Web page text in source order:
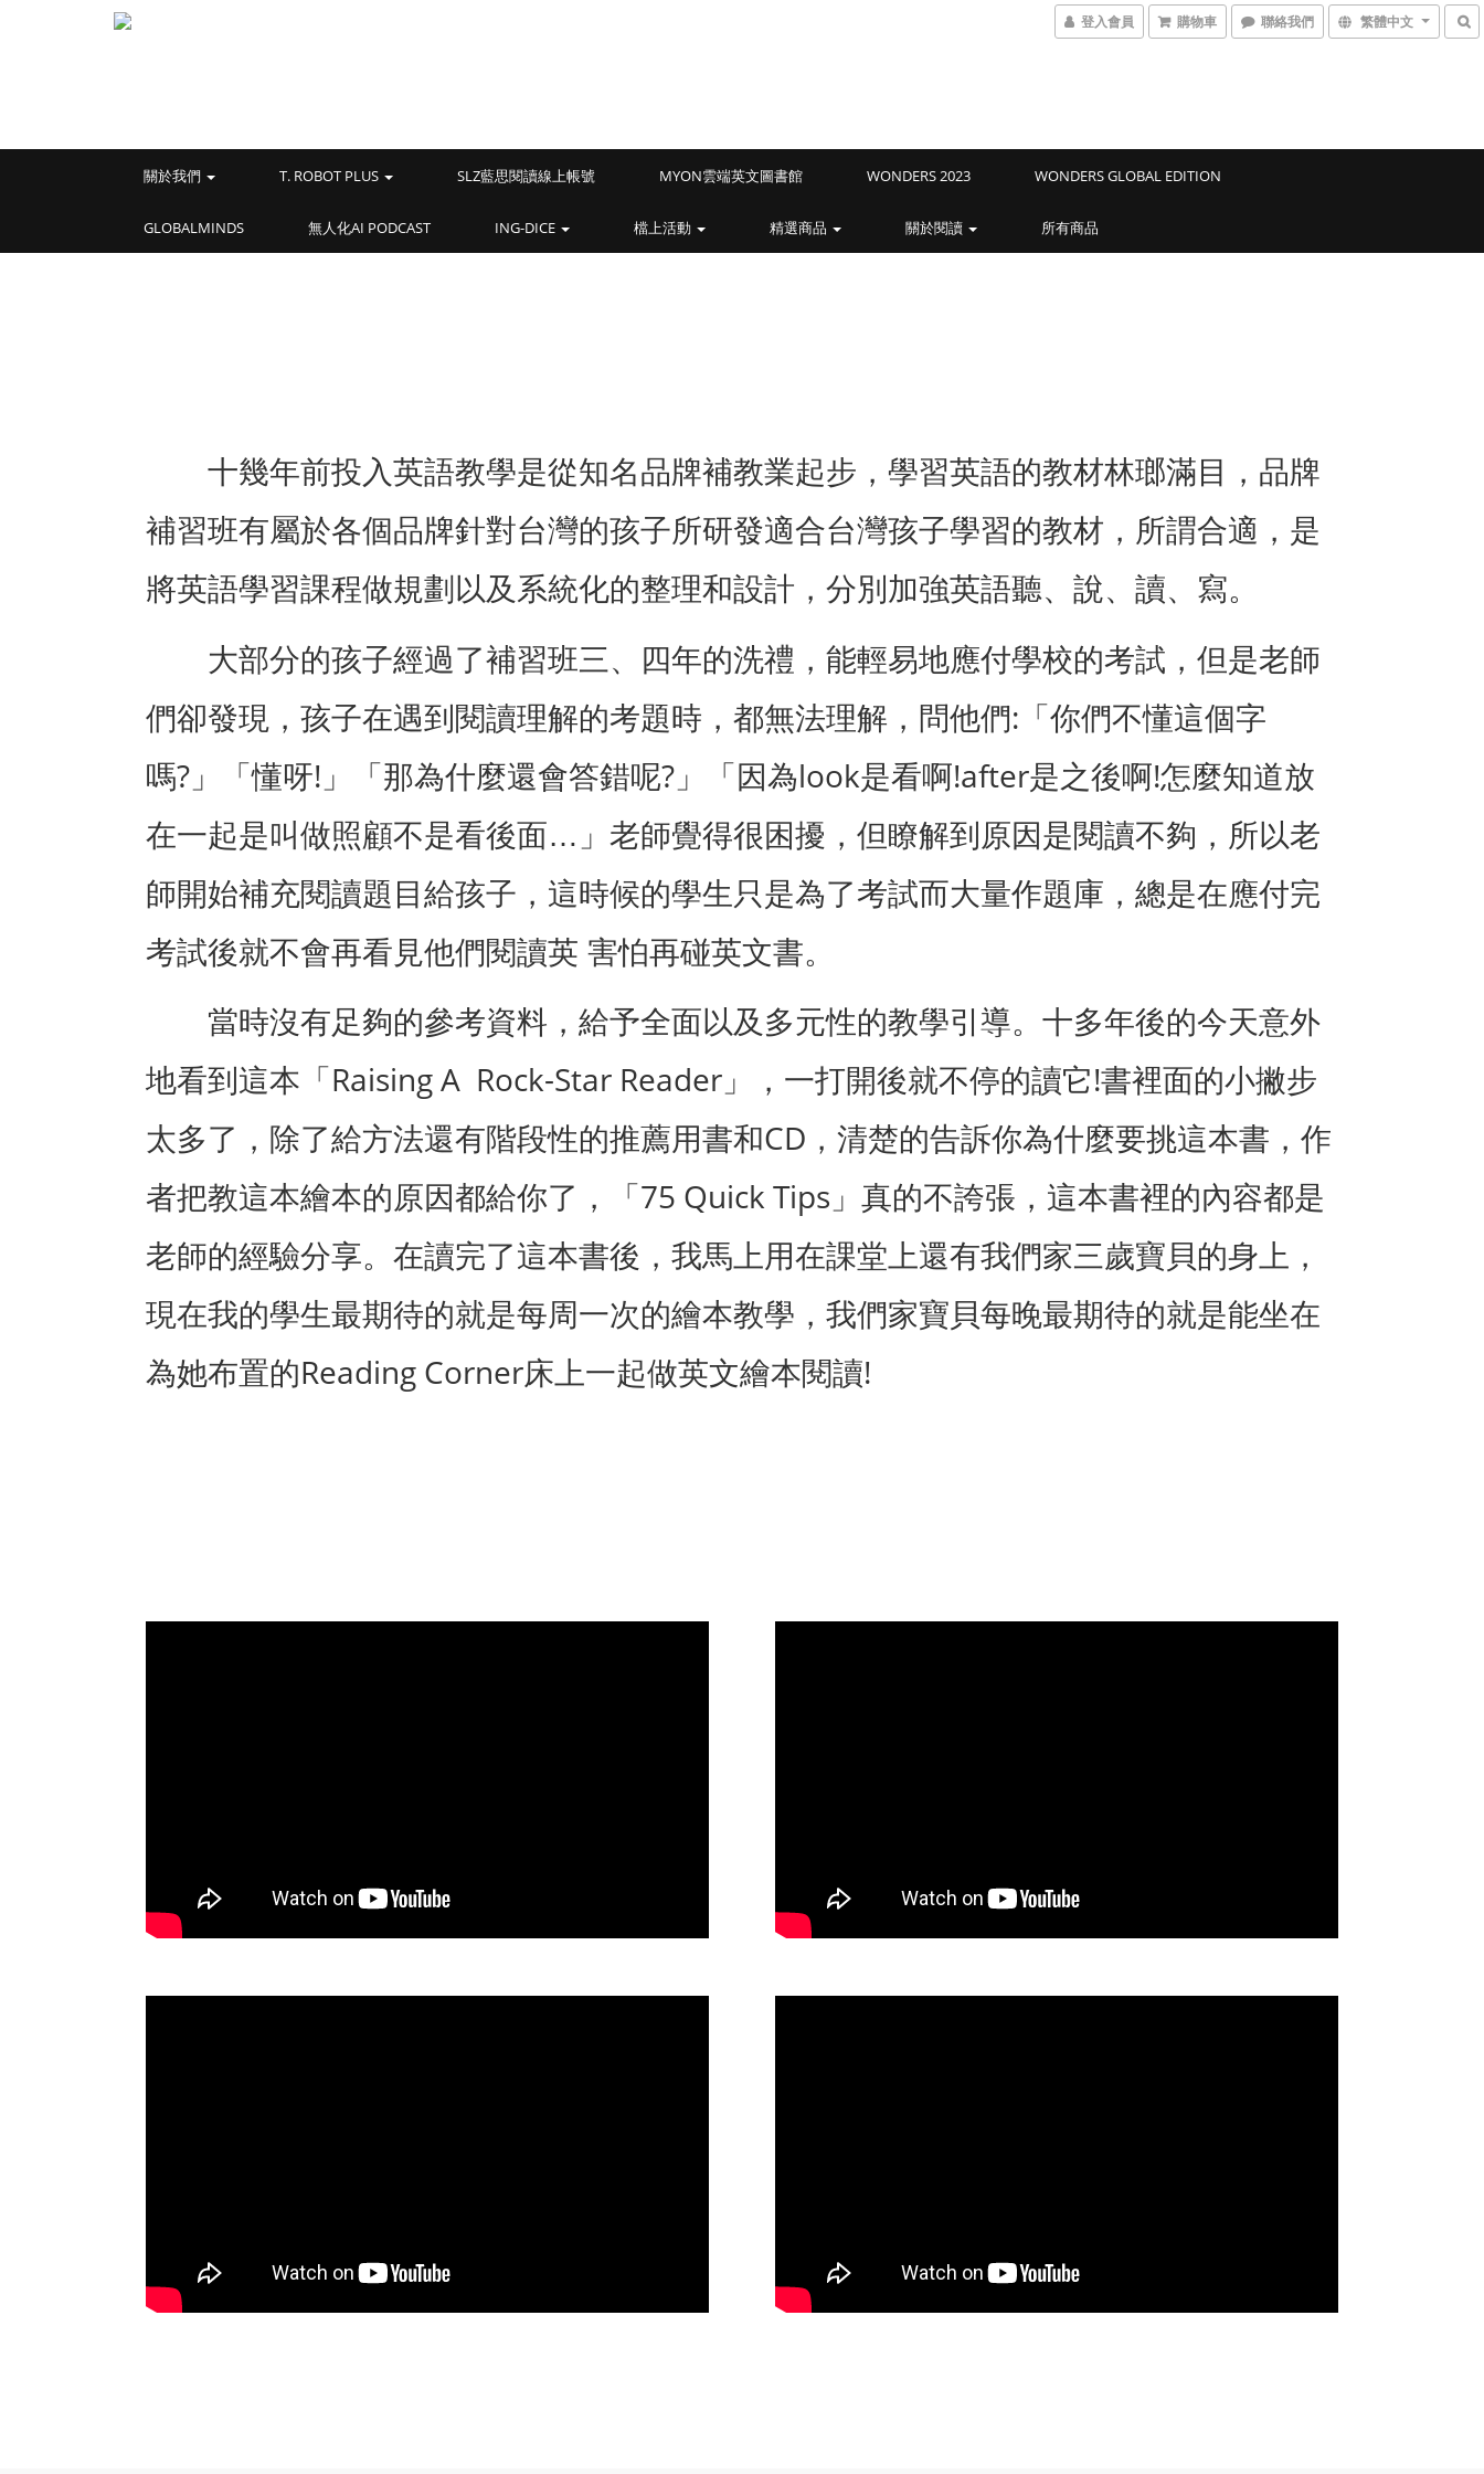
登入會員 購物車 聯絡我們 繁體中文
關於我們 T. ROBOT PLUS SLZ藍思閱讀線上帳號 MYON雲端英文圖書館 WONDERS 2023 WONDERS GLOBAL EDITION
GLOBALMINDS 無人化AI PODCAST ING-DICE 檔上活動 精選商品 關於閱讀 所有商品
十幾年前投入英語教學是從知名品牌補教業起步，學習英語的教材林瑯滿目，品牌
補習班有屬於各個品牌針對台灣的孩子所研發適合台灣孩子學習的教材，所謂合適，是
將英語學習課程做規劃以及系統化的整理和設計，分別加強英語聽、說、讀、寫。
大部分的孩子經過了補習班三、四年的洗禮，能輕易地應付學校的考試，但是老師
們卻發現，孩子在遇到閱讀理解的考題時，都無法理解，問他們: 「你們不懂這個字
嗎? 」「懂呀! 」「那為什麼還會答錯呢? 」「因為look是看啊 !after是之後啊 !怎麼知道放
在一起是叫做照顧不是看後面…」老師覺得很困擾，但瞭解到原因是閱讀不夠，所以老
師開始補充閱讀題目給孩子，這時候的學生只是為了考試而大量作題庫，總是在應付完
考試後就不會再看見他們閱讀英 害怕再碰英文書。
當時沒有足夠的參考資料，給予全面以及多元性的教學引導。十多年後的今天意外
地看到這本「 Raising A Rock-Star Reader 」，一打開後就不停的讀它!書裡面的小撇步
太多了，除了給方法還有階段性的推薦用書和CD ，清楚的告訴你為什麼要挑這本書，作
者把教這本繪本的原因都給你了，「 75 Quick Tips 」真的不誇張，這本書裡的內容都是
老師的經驗分享。在讀完了這本書後，我馬上用在課堂上還有我們家三歲寶貝的身上，
現在我的學生最期待的就是每周一次的繪本教學，我們家寶貝每晚最期待的就是能坐在
為她布置的Reading Corner床上一起做英文繪本閱讀!